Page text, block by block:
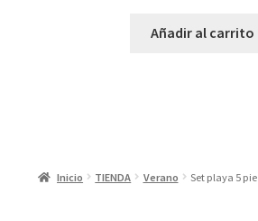
original
Añadir al carrito
Inicio TIENDA Verano Set playa 5